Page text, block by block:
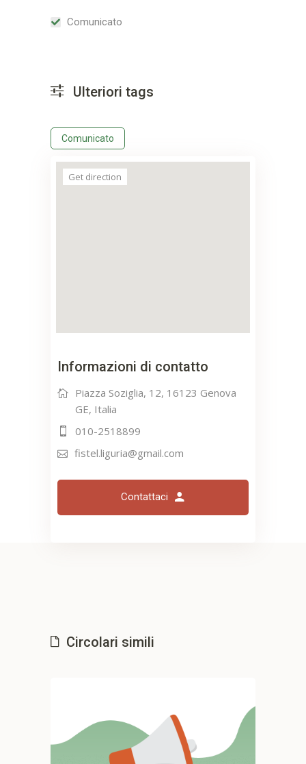
Comunicato
Ulteriori tags
Comunicato
Get direction
Informazioni di contatto
Piazza Soziglia, 12, 16123 Genova
GE, Italia
010-2518899
fistel.liguria@gmail.com
Contattaci
Circolari simili